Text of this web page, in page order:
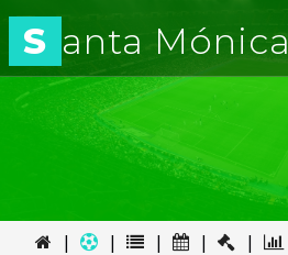
S anta Mónica
| | | | |